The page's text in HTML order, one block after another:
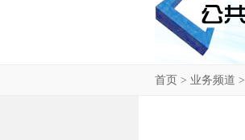
首页 > 业务频道 >